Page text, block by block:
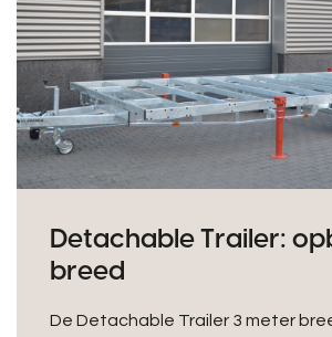
Detachable Trailer:
breed
De Detachable Trailer 3 meter